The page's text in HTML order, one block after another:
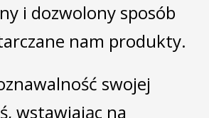
i dozwolony sposób
nam produkty.
swojej
wstawiając na